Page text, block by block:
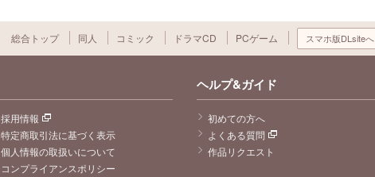
総合トップ 同人 コミック ドラマCD PCゲーム スマホ版DLsiteへ
採用情報
特定商取引法に基づく表示
個人情報の取扱いについて
コンプライアンスポリシー
ヘルプ&ガイド
初めての方へ
よくある質問
作品リクエスト